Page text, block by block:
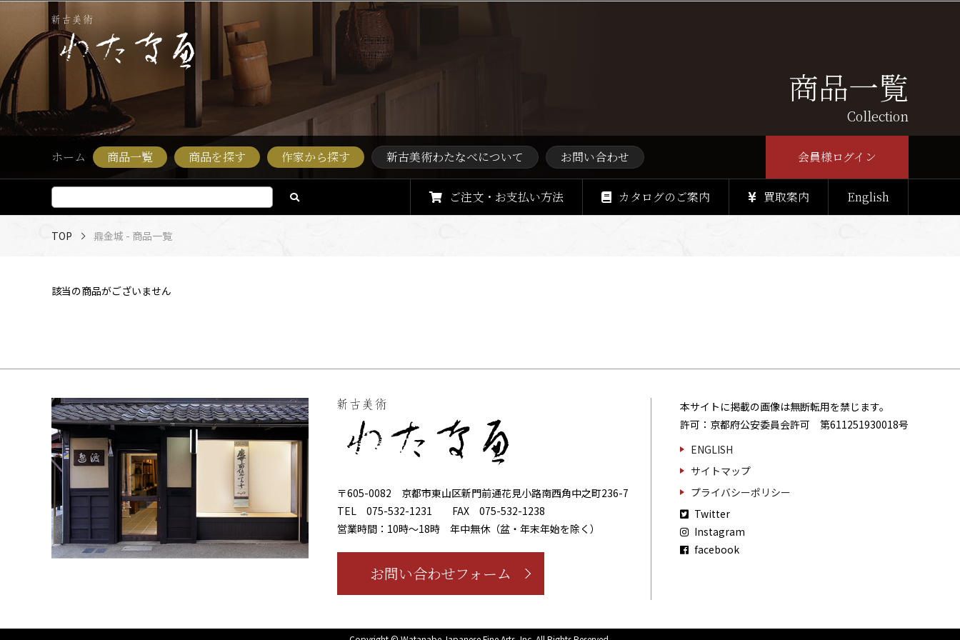
商品一覧
Collection
ホーム 商品一覧 商品を探す 作家から探す 新古美術わたなべについて お問い合わせ 会員様ログイン
ご注文・お支払い方法 カタログのご案内 買取案内 English
TOP 鼎金城 - 商品一覧
該当の商品がございません
〒605-0082 京都市東山区新門前通花見小路南西角中之町236-7
TEL
075-532-1231 FAX075-532-1238
営業時間：10時～18時 年中無休（盆・年末年始を除く）
お問い合わせフォーム
本サイトに掲載の画像は無断転用を禁じます。
許可：京都府公安委員会許可 第611251930018号
ENGLISH
サイトマップ
プライバシーポリシー
Twitter
Instagram
facebook